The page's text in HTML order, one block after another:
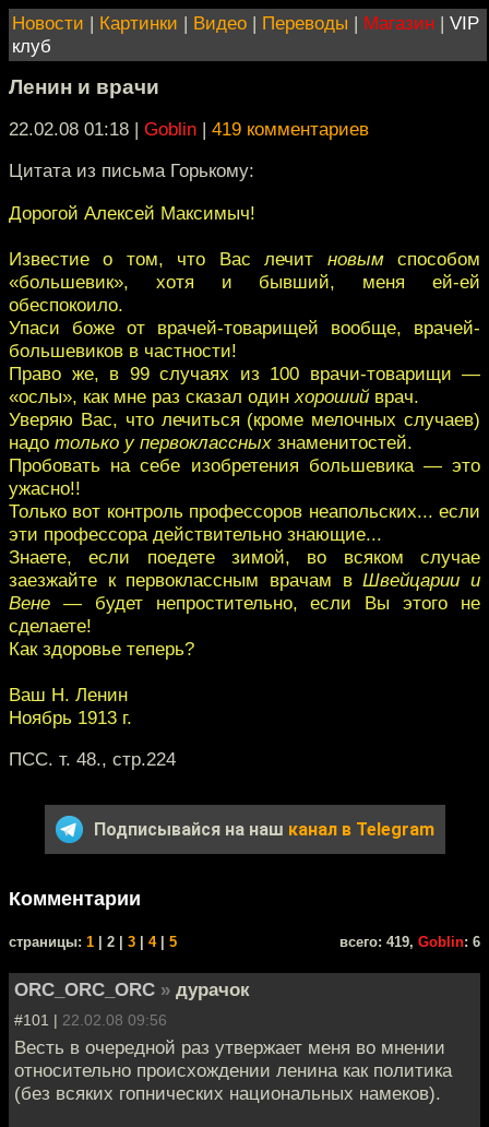
Новости | Картинки | Видео | Переводы | Магазин | VIP
клуб
Ленин и врачи
22.02.08 01:18 | Goblin | 419 комментариев
Цитата из письма Горькому:
Дорогой Алексей Максимыч!
Известие о том, что Вас лечит новымспособом
«большевик», хотя и бывший, меня ей-ей
обеспокоило.
Упаси боже от врачей-товарищей вообще, врачей-
большевиков в частности!
Право же, в 99 случаях из 100 врачи-товарищи —
«ослы», как мне раз сказал один хороший врач.
Уверяю Вас, что лечиться (кроме мелочных случаев)
надо только у первоклассных знаменитостей.
Пробовать на себе изобретения большевика — это
ужасно!!
Только вот контроль профессоров неапольских... если
эти профессора действительно знающие...
Знаете, если поедете зимой, во всяком случае
заезжайте к первоклассным врачам вШвейцарии и
Вене — будет непростительно, если Вы этого не
сделаете!
Как здоровье теперь?
Ваш Н. Ленин
Ноябрь 1913 г.
ПСС. т. 48., стр.224
Подписывайся на наш канал в Telegram
Комментарии
cтраницы: 1 | 2 | 3 4| 5 всего: 419, Goblin: 6
ORC_ORC_ORC » дурачок
#101 | 22.02.08 09:56
Весть в очередной раз утвержает меня во мнении
относительно происхождении ленина как политика
(без всяких гопнических национальных намеков).